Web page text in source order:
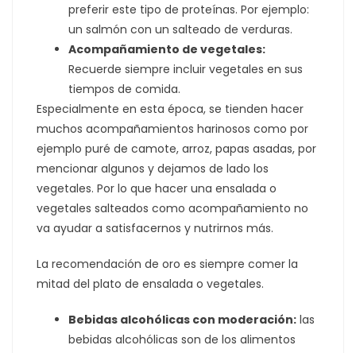
preferir este tipo de proteínas. Por ejemplo:
un salmón con un salteado de verduras.
Acompañamiento de vegetales:
Recuerde siempre incluir vegetales en sus
tiempos de comida.
Especialmente en esta época, se tienden hacer
muchos acompañamientos harinosos como por
ejemplo puré de camote, arroz, papas asadas, por
mencionar algunos y dejamos de lado los
vegetales. Por lo que hacer una ensalada o
vegetales salteados como acompañamiento no
va ayudar a satisfacernos y nutrirnos más.
La recomendación de oro es siempre comer la
mitad del plato de ensalada o vegetales.
Bebidas alcohólicas con moderación: las
bebidas alcohólicas son de los alimentos